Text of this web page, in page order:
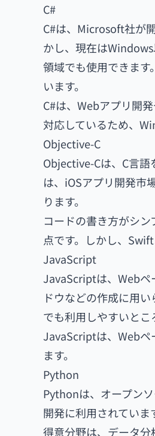
C#
C#は、Microsoft社が
かし、現在は
領域でも使用できま
います。
C#は、Webアプリ開
対応しているため、
Objective-C
Objective-Cは、C言
は、iOSアプリ開発市
ります。
コードの書き方がシ
点です。しかし、
JavaScript
JavaScriptは、Webペ
ドウなどの作成に用
でも利用しやすいとこ
JavaScriptは、Webペ
ます。
Python
Pythonは、オープン
開発に利用されていま
得意分野は、データ